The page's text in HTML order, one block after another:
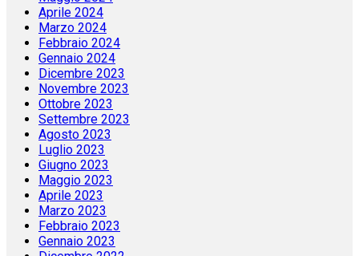
Aprile 2024
Marzo 2024
Febbraio 2024
Gennaio 2024
Dicembre 2023
Novembre 2023
Ottobre 2023
Settembre 2023
Agosto 2023
Luglio 2023
Giugno 2023
Maggio 2023
Aprile 2023
Marzo 2023
Febbraio 2023
Gennaio 2023